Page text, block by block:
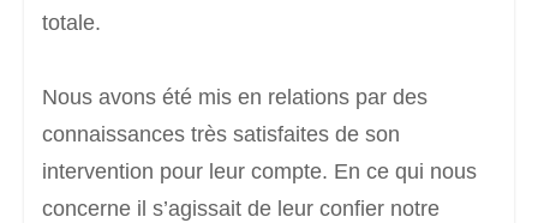
totale.
Nous avons été mis en relations par des
connaissances très satisfaites de son
intervention pour leur compte. En ce qui nous
concerne il s’agissait de leur confier notre